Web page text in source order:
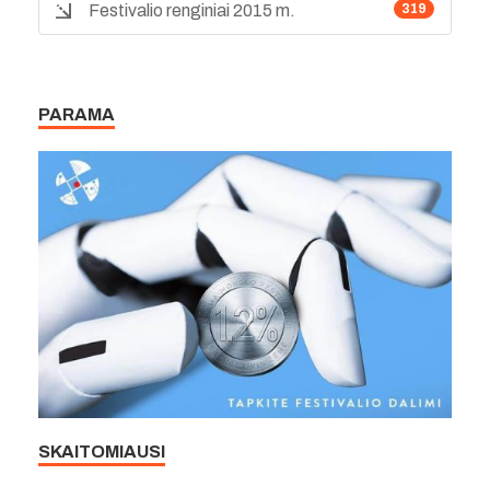
319
Festivalio renginiai 2015 m.
PARAMA
SKAITOMIAUSI